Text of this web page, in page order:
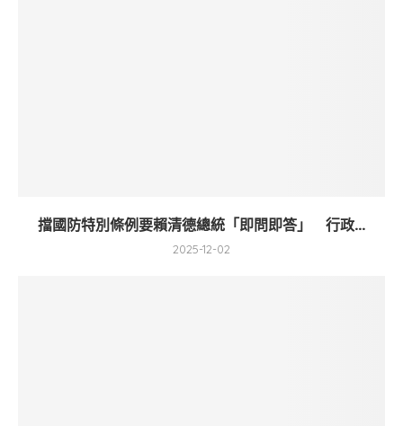
擋國防特別條例要賴清德總統「即問即答」 行政...
2025-12-02